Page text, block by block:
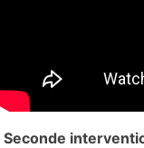
Seconde